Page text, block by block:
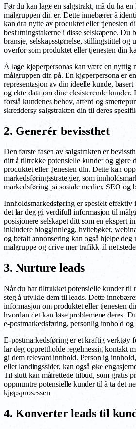
Før du kan lage en salgstrakt, må du ha
målgruppen din er. Dette innebærer å
kan dra nytte av produktet eller tjenesten
beslutningstakerne i disse selskapene. Du
bransje, selskapsstørrelse, stillingstittel og
overfor som produktet eller tjenesten din
Å lage kjøperpersonas kan være en nyttig
målgruppen din på. En kjøperpersona er
representasjon av din ideelle kunde, basert
og ekte data om dine eksisterende kunder.
forstå kundenes behov, atferd og
skreddersy salgstrakten din til deres
2. Generér bevissthet
Den første fasen av salgstrakten er
ditt å tiltrekke potensielle kunder og gjøre
produktet eller tjenesten din. Dette kan
markedsføringsstrategier, som
markedsføring på sosiale medier, SEO og
Innholdsmarkedsføring er spesielt effektiv
det lar deg gi verdifull informasjon til
posisjonere selskapet ditt som en ekspert
inkludere blogginnlegg, hvitebøker,
og betalt annonsering kan også hjelpe deg
målgruppe og drive mer trafikk til
3. Nurture leads
Når du har tiltrukket potensielle kunder til
steg å utvikle dem til leads. Dette
informasjon om produktet eller tjenesten
hvordan det kan løse problemene deres.
e-postmarkedsføring, personlig innhold og
E-postmarkedsføring er et kraftig verktøy
lar deg opprettholde regelmessig kontakt
gi dem relevant innhold. Personlig
eller landingssider, kan også øke
Til slutt kan målrettede tilbud, som gratis
oppmuntre potensielle kunder til å ta det
kjøpsprosessen.
4. Konverter leads til